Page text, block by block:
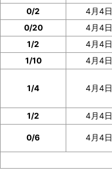
0/2
4月4日
0/20
4月4日
1/2
4月4日
1/10
4月4日
1/4 4月4日
1/2
4月4日
0/6 4月4日